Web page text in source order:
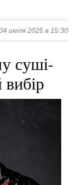
июля 2025 в 15:30
суші-